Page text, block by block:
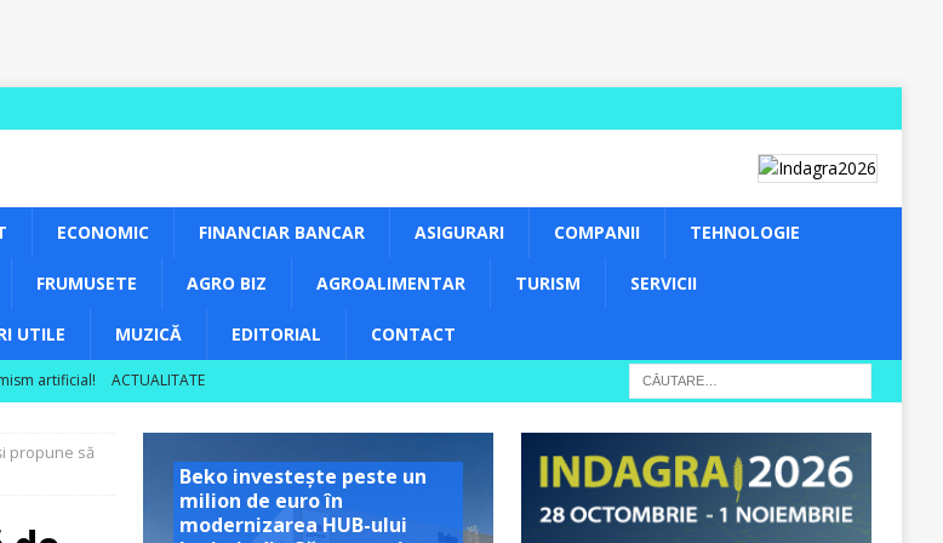
ECONOMIC FINANCIAR BANCAR ASIGURARI COMPANII TEHNOLOGIE
FRUMUSETE AGRO BIZ AGROALIMENTAR TURISM SERVICII
UTILE MUZICĂ EDITORIAL CONTACT
artificial!
ACTUALITATE
pentru tineri și studenți la poalele
propune să
Beko investește peste un
milion de euro în
modernizarea HUB-ului